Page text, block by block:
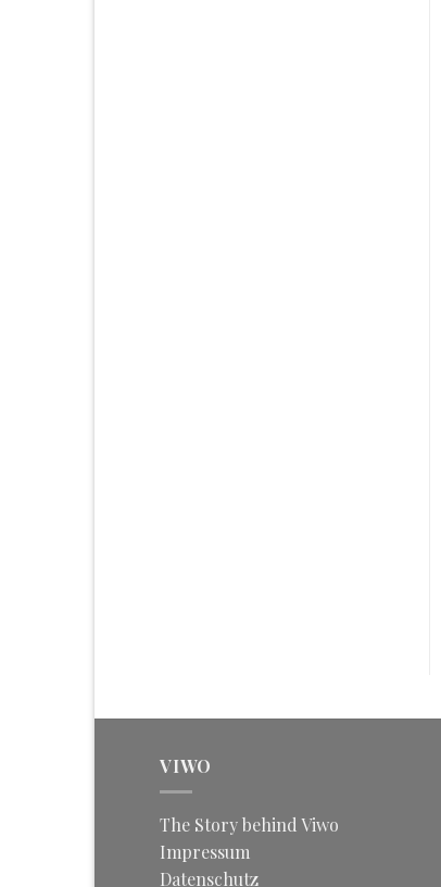
VIWO
The Story behind Viwo
Impressum
Datenschutz